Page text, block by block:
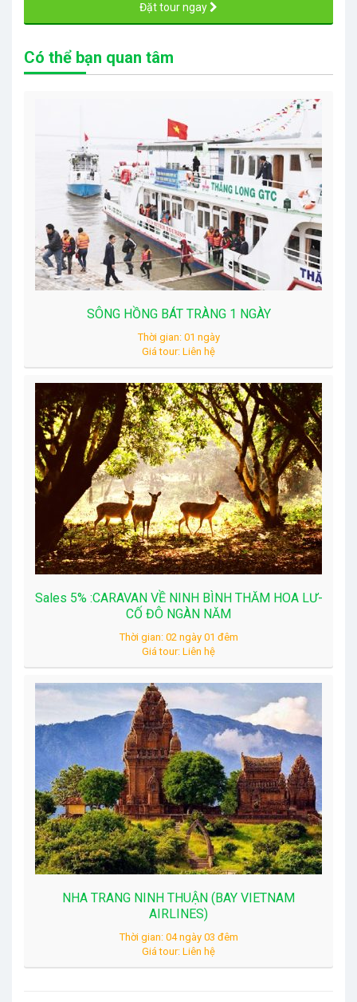
Đặt tour ngay
Có thể bạn quan tâm
SÔNG HỒNG BÁT TRÀNG 1 NGÀY
Thời gian: 01 ngày
Giá tour: Liên hệ
Sales 5% :CARAVAN VỀ NINH BÌNH THĂM HOA LƯ-
CỐ ĐÔ NGÀN NĂM
Thời gian: 02 ngày 01 đêm
Giá tour: Liên hệ
NHA TRANG NINH THUẬN (BAY VIETNAM
AIRLINES)
Thời gian: 04 ngày 03 đêm
Giá tour: Liên hệ